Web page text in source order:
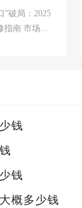
苹果手
专业维
”破局：2025
指南 市场背
钱
钱
概多少钱